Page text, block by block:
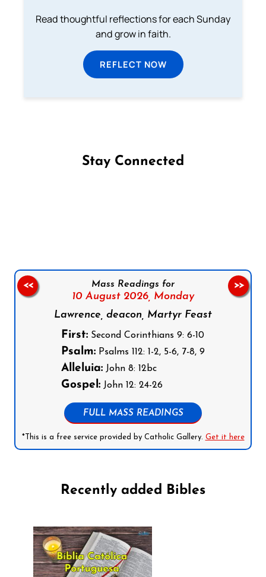
Read thoughtful reflections for each Sunday
and grow in faith.
REFLECT NOW
Stay Connected
Mass Readings for
10 August 2026, Monday
Lawrence, deacon, Martyr Feast
First: Second Corinthians 9: 6-10
Psalm: Psalms 112: 1-2, 5-6, 7-8, 9
Alleluia: John 8: 12bc
Gospel: John 12: 24-26
FULL MASS READINGS
*This is a free service provided by Catholic Gallery. Get it here
<< >>
Recently added Bibles